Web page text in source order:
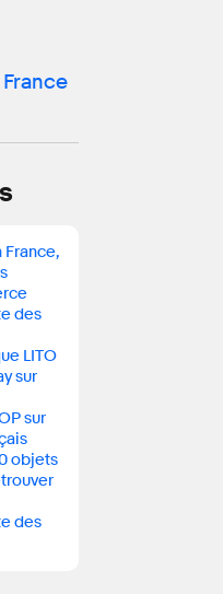
France,
des
LITO
sur
sur
objets
des